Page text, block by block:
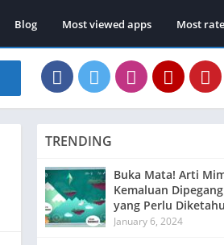
Blog Most viewed apps Most
TRENDING
Buka Mata! Arti
Kemaluan
yang Perlu
January 6, 2024